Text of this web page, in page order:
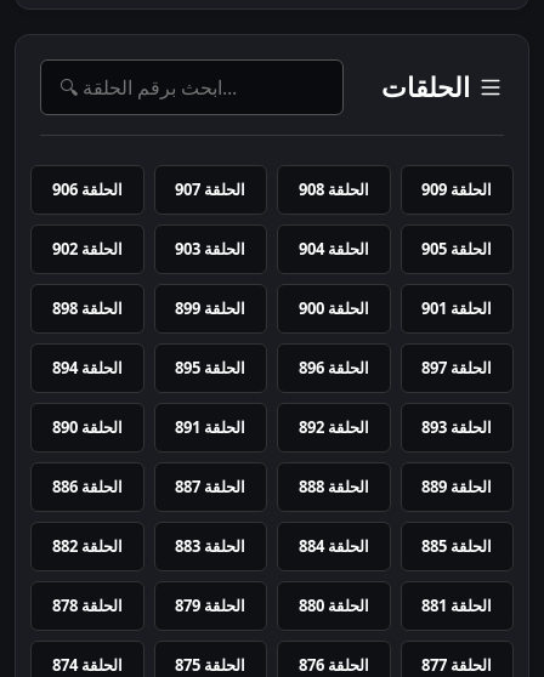
الحلقات
الحلقة 909 الحلقة 908 الحلقة 907 الحلقة 906
الحلقة 905 الحلقة 904 الحلقة 903 الحلقة 902
الحلقة 901 الحلقة 900 الحلقة 899 الحلقة 898
الحلقة 897 الحلقة 896 الحلقة 895 الحلقة 894
الحلقة 893 الحلقة 892 الحلقة 891 الحلقة 890
الحلقة 889 الحلقة 888 الحلقة 887 الحلقة 886
الحلقة 885 الحلقة 884 الحلقة 883 الحلقة 882
الحلقة 881 الحلقة 880 الحلقة 879 الحلقة 878
الحلقة 877 الحلقة 876 الحلقة 875 الحلقة 874